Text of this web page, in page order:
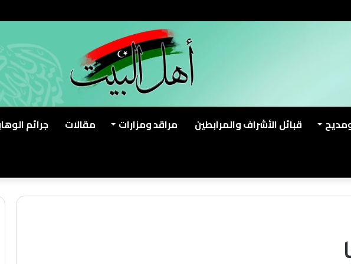
قبائل الأشراف والمرابطين مراقد ومزارات مقالات جرائم